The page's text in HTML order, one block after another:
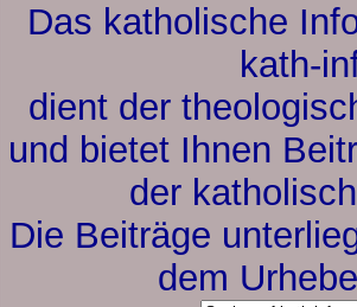
Das katholische
kath-
dient der
und bietet Ihnen
der
Die Beiträge
dem